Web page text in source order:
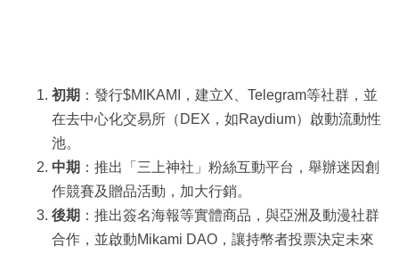
初期 ：發行$MIKAMI，建立X、Telegram等社群，並
在去中心化交易所（DEX，如Raydium）啟動流動性
池。
中期 ：推出「三上神社」粉絲互動平台，舉辦迷因創
作競賽及贈品活動，加大行銷。
後期 ：推出簽名海報等實體商品，與亞洲及動漫社群
合作，並啟動Mikami DAO，讓持幣者投票決定未來